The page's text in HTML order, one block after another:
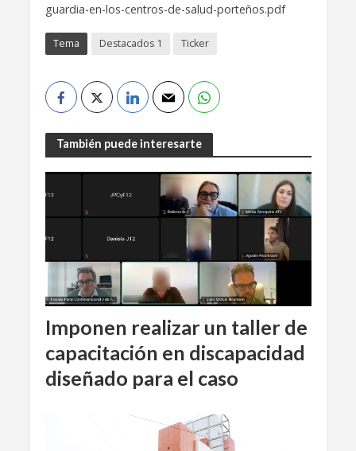
guardia-en-los-centros-de-salud-porteños.pdf
Tema Destacados 1 Ticker
También puede interesarte
Imponen realizar un taller de
capacitación en discapacidad
diseñado para el caso